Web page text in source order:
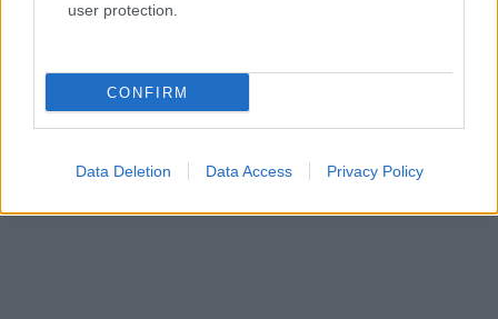
user protection.
CONFIRM
Data Deletion Data Access Privacy Policy
Μικρές κόκκινες κουκκίδες στο δέρμα: Πότε είναι